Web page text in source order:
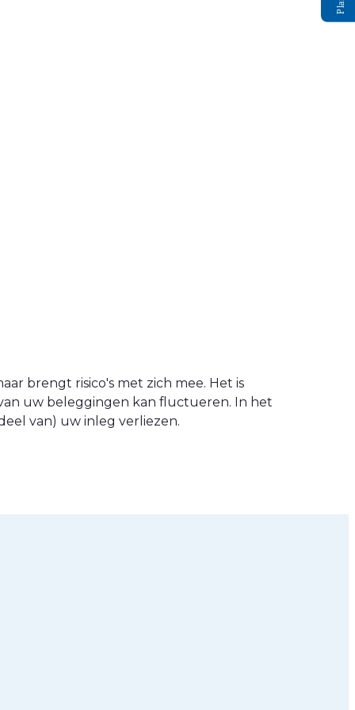
brengt risico's met zich mee. Het is
uw beleggingen kan fluctueren. In het
van) uw inleg verliezen.